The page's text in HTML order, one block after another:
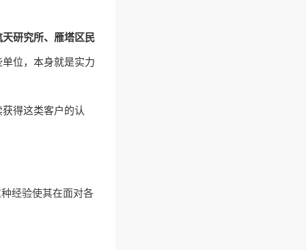
研究所、雁塔区民
位，本身就是实力
得这类客户的认
经验使其在面对各